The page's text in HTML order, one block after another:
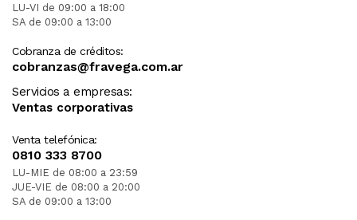
LU-VI de 09:00 a 18:00
SA de 09:00 a 13:00
Cobranza de créditos:
cobranzas@fravega.com.ar
Servicios a empresas:
Ventas corporativas
Venta telefónica:
0810 333 8700
LU-MIE de 08:00 a 23:59
JUE-VIE de 08:00 a 20:00
SA de 09:00 a 13:00